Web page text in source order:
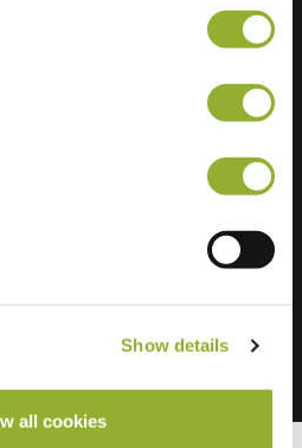
Show details
all cookies